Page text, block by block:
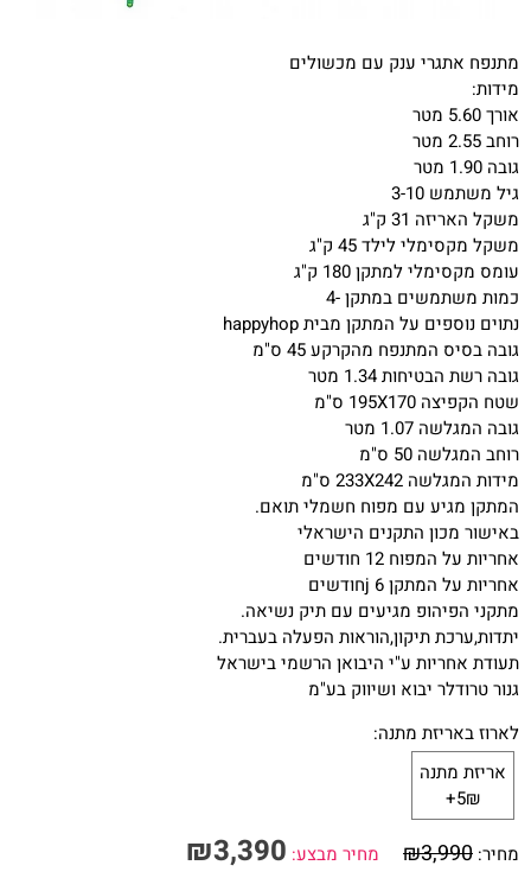
מתנפח אתגרי ענק עם מכשולים
מידות:
אורך 5.60 מטר
רוחב 2.55 מטר
גובה 1.90 מטר
גיל משתמש 3-10
משקל האריזה 31 ק"ג
משקל מקסימלי לילד 45 ק"ג
עומס מקסימלי למתקן 180 ק"ג
כמות משתמשים במתקן -4
נתוים נוספים על המתקן מבית happyhop
גובה בסיס המתנפח מהקרקע 45 ס"מ
גובה רשת הבטיחות 1.34 מטר
שטח הקפיצה 195X170 ס"מ
גובה המגלשה 1.07 מטר
רוחב המגלשה 50 ס"מ
מידות המגלשה 233X242 ס"מ
המתקן מגיע עם מפוח חשמלי תואם.
באישור מכון התקנים הישראלי
אחריות על המפוח 12 חודשים
אחריות על המתקן 6 jחודשים
מתקני הפיהופ מגיעים עם תיק נשיאה.
יתדות,ערכת תיקון,הוראות הפעלה בעברית.
תעודת אחריות ע"י היבואן הרשמי בישראל
גנור טרודלר יבוא ושיווק בע"מ
לארוז באריזת מתנה:
אריזת מתנה
5₪+
מחיר: ₪3,990 מחיר מבצע: ₪3,390